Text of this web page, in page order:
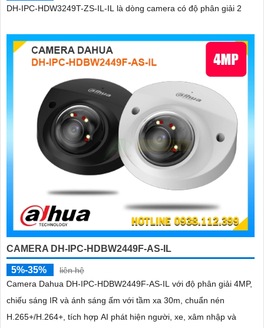
DH-IPC-HDW3249T-ZS-IL-IL là dòng camera có độ phân giải 2
CAMERA DH-IPC-HDBW2449F-AS-IL
5%-35%
liên hệ
Camera Dahua DH-IPC-HDBW2449F-AS-IL với độ phân giải 4MP,
chiếu sáng IR và ánh sáng ấm với tầm xa 30m, chuẩn nén
H.265+/H.264+, tích hợp AI phát hiện người, xe, xâm nhập và